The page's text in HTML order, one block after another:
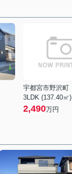
宇都宮市野沢町
3LDK (137.40㎡)
2,490万円